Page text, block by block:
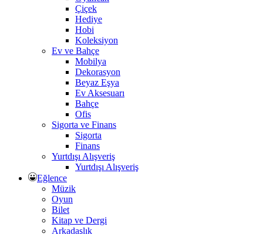
Çiçek
Hediye
Hobi
Koleksiyon
Ev ve Bahçe
Mobilya
Dekorasyon
Beyaz Eşya
Ev Aksesuarı
Bahçe
Ofis
Sigorta ve Finans
Sigorta
Finans
Yurtdışı Alışveriş
Yurtdışı Alışveriş
Eğlence
Müzik
Oyun
Bilet
Kitap ve Dergi
Arkadaşlık